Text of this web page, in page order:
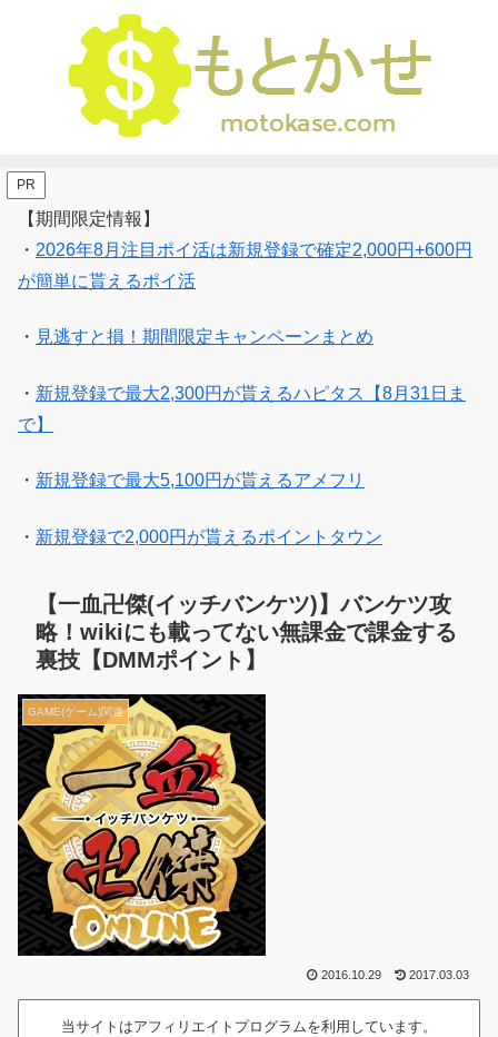
PR
【期間限定情報】
・ 2026年8月注目ポイ活は新規登録で確定2,000円+600円
が簡単に貰えるポイ活
・ 見逃すと損！期間限定キャンペーンまとめ
・ 新規登録で最大2,300円が貰えるハピタス【8月31日ま
で】
・ 新規登録で最大5,100円が貰えるアメフリ
・ 新規登録で2,000円が貰えるポイントタウン
【一血卍傑(イッチバンケツ)】バンケツ攻
略！wikiにも載ってない無課金で課金する
裏技【DMMポイント】
GAME(ゲーム)関連
2016.10.29 2017.03.03
当サイトはアフィリエイトプログラムを利用しています。